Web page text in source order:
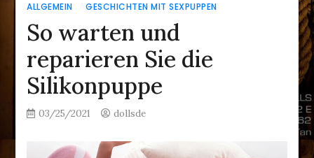
ALLGEMEIN GESCHICHTEN MIT SEXPUPPEN
So warten und
reparieren Sie die
Silikonpuppe
03/25/2021 dollsde